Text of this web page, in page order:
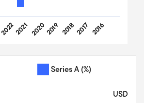
20222021 20202019 20182017 2016
Series A (%)
USD